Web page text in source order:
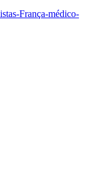
França-médico-